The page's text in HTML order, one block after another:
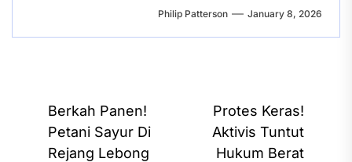
Philip Patterson January 8, 2026
Post
navigation
Berkah Panen!
Petani Sayur Di
Rejang Lebong
Protes Keras!
Aktivis Tuntut
Hukum Berat